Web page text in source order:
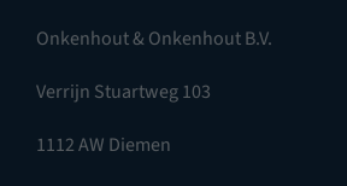
Onkenhout & Onkenhout B.V.
Verrijn Stuartweg 103
1112 AW Diemen